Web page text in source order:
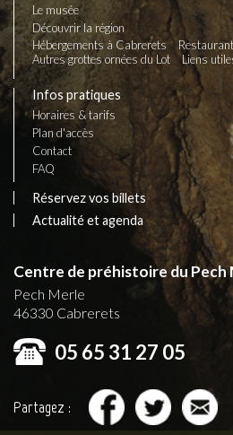
Le musée
Découvrir la région
Hébergements à Cabrerets
Autres grottes ornées du Lot
Liens
Infos pratiques
Horaires & tarifs
Plan d'accès
Contact
FAQ
Réservez vos billets
Actualité et agenda
Centre de préhistoire du Pech
Pech Merle
46330 Cabrerets
05 65 31 27 05
Partagez :